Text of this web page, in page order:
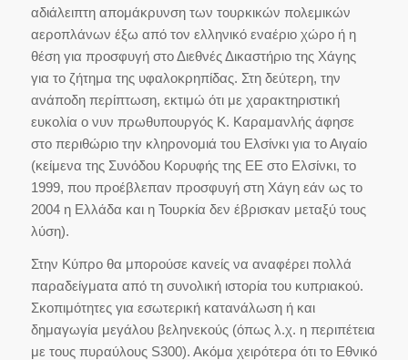
αδιάλειπτη απομάκρυνση των τουρκικών πολεμικών
αεροπλάνων έξω από τον ελληνικό εναέριο χώρο ή η
θέση για προσφυγή στο Διεθνές Δικαστήριο της Χάγης
για το ζήτημα της υφαλοκρηπίδας. Στη δεύτερη, την
ανάποδη περίπτωση, εκτιμώ ότι με χαρακτηριστική
ευκολία ο νυν πρωθυπουργός Κ. Καραμανλής άφησε
στο περιθώριο την κληρονομιά του Ελσίνκι για το Αιγαίο
(κείμενα της Συνόδου Κορυφής της ΕΕ στο Ελσίνκι, το
1999, που προέβλεπαν προσφυγή στη Χάγη εάν ως το
2004 η Ελλάδα και η Τουρκία δεν έβρισκαν μεταξύ τους
λύση).
Στην Κύπρο θα μπορούσε κανείς να αναφέρει πολλά
παραδείγματα από τη συνολική ιστορία του κυπριακού.
Σκοπιμότητες για εσωτερική κατανάλωση ή και
δημαγωγία μεγάλου βεληνεκούς (όπως λ.χ. η περιπέτεια
με τους πυραύλους S300). Ακόμα χειρότερα ότι το Εθνικό